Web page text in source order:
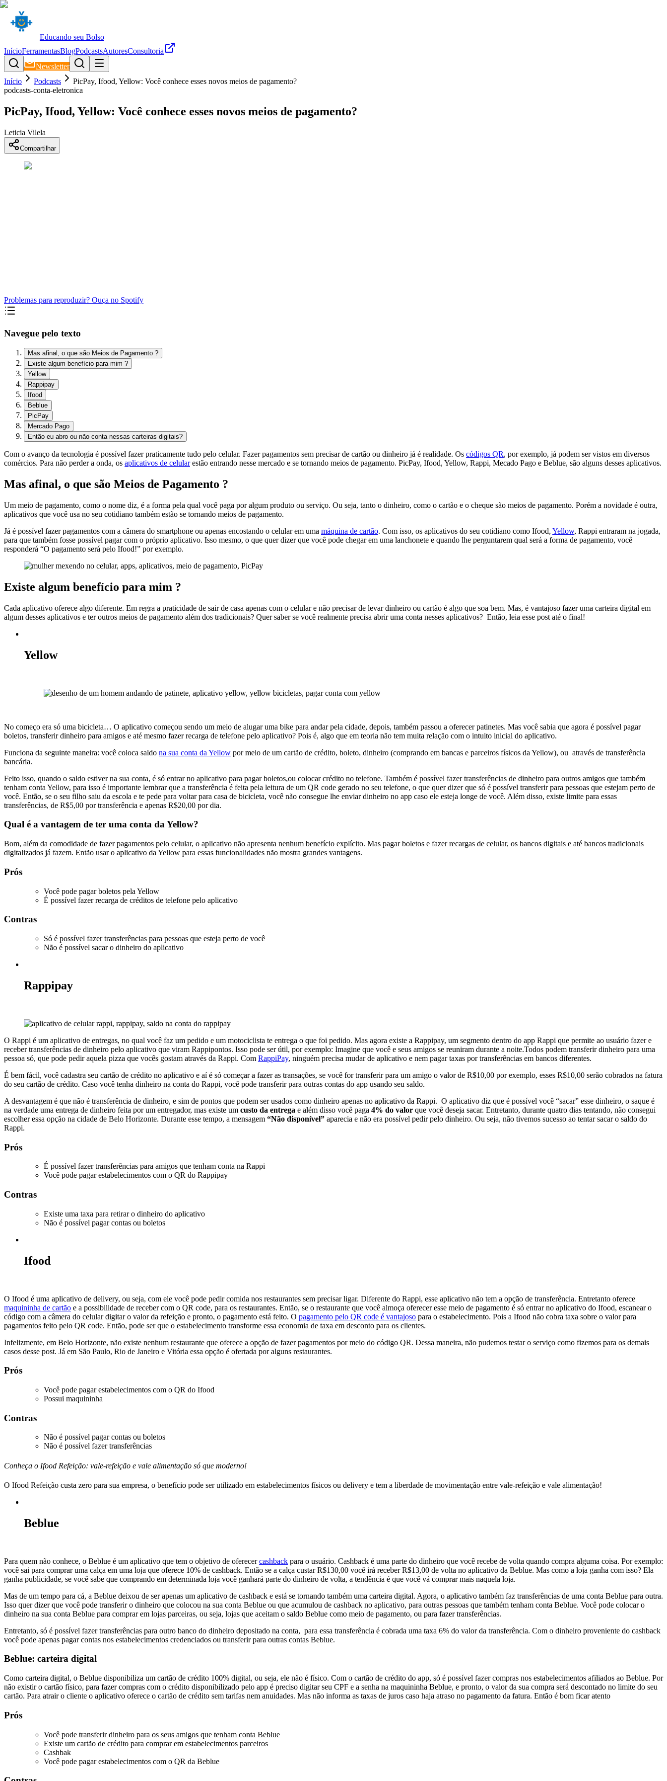
Educando seu Bolso
InícioFerramentasBlogPodcastsAutoresConsultoria
Newsletter
Início
Podcasts
PicPay, Ifood, Yellow: Você conhece esses novos meios de pagamento?
podcasts-conta-eletronica
PicPay, Ifood, Yellow: Você conhece esses novos meios de pagamento?
Leticia Vilela
Compartilhar
Problemas para reproduzir? Ouça no Spotify
Navegue pelo texto
Mas afinal, o que são Meios de Pagamento ?
Existe algum benefício para mim ?
Yellow
Rappipay
Ifood
Beblue
PicPay
Mercado Pago
Então eu abro ou não conta nessas carteiras digitais?
Com o avanço da tecnologia é possível fazer praticamente tudo pelo celular. Fazer pagamentos sem precisar de cartão ou dinheiro já é realidade. Os códigos QR, por exemplo, já podem ser vistos em diversos
comércios. Para não perder a onda, os aplicativos de celularestão entrando nesse mercado e se tornando meios de pagamento. PicPay, Ifood, Yellow, Rappi, Mecado Pago e Beblue, são alguns desses aplicativos.
Mas afinal, o que são Meios de Pagamento ?
Um meio de pagamento, como o nome diz, é a forma pela qual você paga por algum produto ou serviço. Ou seja, tanto o dinheiro, como o cartão e o cheque são meios de pagamento. Porém a novidade é outra,
aplicativos que você usa no seu cotidiano também estão se tornando meios de pagamento.
Já é possível fazer pagamentos com a câmera do smartphone ou apenas encostando o celular em uma máquina de cartão. Com isso, os aplicativos do seu cotidiano como Ifood, Yellow, Rappi entraram na jogada,
para que também fosse possível pagar com o próprio aplicativo. Isso mesmo, o que quer dizer que você pode chegar em uma lanchonete e quando lhe perguntarem qual será a forma de pagamento, você
responderá “O pagamento será pelo Ifood!” por exemplo.
Existe algum benefício para mim ?
Cada aplicativo oferece algo diferente. Em regra a praticidade de sair de casa apenas com o celular e não precisar de levar dinheiro ou cartão é algo que soa bem. Mas, é vantajoso fazer uma carteira digital em
algum desses aplicativos e ter outros meios de pagamento além dos tradicionais? Quer saber se você realmente precisa abrir uma conta nesses aplicativos? Então, leia esse post até o final!
Yellow
No começo era só uma bicicleta… O aplicativo começou sendo um meio de alugar uma bike para andar pela cidade, depois, também passou a oferecer patinetes. Mas você sabia que agora é possível pagar
boletos, transferir dinheiro para amigos e até mesmo fazer recarga de telefone pelo aplicativo? Pois é, algo que em teoria não tem muita relação com o intuito inicial do aplicativo.
Funciona da seguinte maneira: você coloca saldo na sua conta da Yellow por meio de um cartão de crédito, boleto, dinheiro (comprando em bancas e parceiros físicos da Yellow), ou através de transferência
bancária.
Feito isso, quando o saldo estiver na sua conta, é só entrar no aplicativo para pagar boletos,ou colocar crédito no telefone. Também é possível fazer transferências de dinheiro para outros amigos que também
tenham conta Yellow, para isso é importante lembrar que a transferência é feita pela leitura de um QR code gerado no seu telefone, o que quer dizer que só é possível transferir para pessoas que estejam perto de
você. Então, se o seu filho saiu da escola e te pede para voltar para casa de bicicleta, você não consegue lhe enviar dinheiro no app caso ele esteja longe de você. Além disso, existe limite para essas
transferências, de R$5,00 por transferência e apenas R$20,00 por dia.
Qual é a vantagem de ter uma conta da Yellow?
Bom, além da comodidade de fazer pagamentos pelo celular, o aplicativo não apresenta nenhum benefício explícito. Mas pagar boletos e fazer recargas de celular, os bancos digitais e até bancos tradicionais
digitalizados já fazem. Então usar o aplicativo da Yellow para essas funcionalidades não mostra grandes vantagens.
Prós
Você pode pagar boletos pela Yellow
É possível fazer recarga de créditos de telefone pelo aplicativo
Contras
Só é possível fazer transferências para pessoas que esteja perto de você
Não é possível sacar o dinheiro do aplicativo
Rappipay
O Rappi é um aplicativo de entregas, no qual você faz um pedido e um motociclista te entrega o que foi pedido. Mas agora existe a Rappipay, um segmento dentro do app Rappi que permite ao usuário fazer e
receber transferências de dinheiro pelo aplicativo que viram Rappipontos. Isso pode ser útil, por exemplo: Imagine que você e seus amigos se reuniram durante a noite.Todos podem transferir dinheiro para uma
pessoa só, que pode pedir aquela pizza que vocês gostam através da Rappi. Com RappiPay, ninguém precisa mudar de aplicativo e nem pagar taxas por transferências em bancos diferentes.
É bem fácil, você cadastra seu cartão de crédito no aplicativo e aí é só começar a fazer as transações, se você for transferir para um amigo o valor de R$10,00 por exemplo, esses R$10,00 serão cobrados na fatura
do seu cartão de crédito. Caso você tenha dinheiro na conta do Rappi, você pode transferir para outras contas do app usando seu saldo.
A desvantagem é que não é transferência de dinheiro, e sim de pontos que podem ser usados como dinheiro apenas no aplicativo da Rappi. O aplicativo diz que é possível você “sacar” esse dinheiro, o saque é
na verdade uma entrega de dinheiro feita por um entregador, mas existe um custo da entrega e além disso você paga 4% do valor que você deseja sacar. Entretanto, durante quatro dias tentando, não consegui
escolher essa opção na cidade de Belo Horizonte. Durante esse tempo, a mensagem “Não disponível” aparecia e não era possível pedir pelo dinheiro. Ou seja, não tivemos sucesso ao tentar sacar o saldo do
Rappi.
Prós
É possível fazer transferências para amigos que tenham conta na Rappi
Você pode pagar estabelecimentos com o QR do Rappipay
Contras
Existe uma taxa para retirar o dinheiro do aplicativo
Não é possível pagar contas ou boletos
Ifood
O Ifood é uma aplicativo de delivery, ou seja, com ele você pode pedir comida nos restaurantes sem precisar ligar. Diferente do Rappi, esse aplicativo não tem a opção de transferência. Entretanto oferece
maquininha de cartão e a possibilidade de receber com o QR code, para os restaurantes. Então, se o restaurante que você almoça oferecer esse meio de pagamento é só entrar no aplicativo do Ifood, escanear o
código com a câmera do celular digitar o valor da refeição e pronto, o pagamento está feito. O pagamento pelo QR code é vantajoso para o estabelecimento. Pois a Ifood não cobra taxa sobre o valor para
pagamentos feito pelo QR code. Então, pode ser que o estabelecimento transforme essa economia de taxa em desconto para os clientes.
Infelizmente, em Belo Horizonte, não existe nenhum restaurante que oferece a opção de fazer pagamentos por meio do código QR. Dessa maneira, não pudemos testar o serviço como fizemos para os demais
casos desse post. Já em São Paulo, Rio de Janeiro e Vitória essa opção é ofertada por alguns restaurantes.
Prós
Você pode pagar estabelecimentos com o QR do Ifood
Possui maquininha
Contras
Não é possível pagar contas ou boletos
Não é possível fazer transferências
Conheça o Ifood Refeição: vale-refeição e vale alimentação só que moderno!
O Ifood Refeição custa zero para sua empresa, o benefício pode ser utilizado em estabelecimentos físicos ou delivery e tem a liberdade de movimentação entre vale-refeição e vale alimentação!
Beblue
Para quem não conhece, o Beblue é um aplicativo que tem o objetivo de oferecercashback para o usuário. Cashback é uma parte do dinheiro que você recebe de volta quando compra alguma coisa. Por exemplo:
você sai para comprar uma calça em uma loja que oferece 10% de cashback. Então se a calça custar R$130,00 você irá receber R$13,00 de volta no aplicativo da Beblue. Mas como a loja ganha com isso? Ela
ganha publicidade, se você sabe que comprando em determinada loja você ganhará parte do dinheiro de volta, a tendência é que você vá comprar mais naquela loja.
Mas de um tempo para cá, a Beblue deixou de ser apenas um aplicativo de cashback e está se tornando também uma carteira digital. Agora, o aplicativo também faz transferências de uma conta Beblue para outra.
Isso quer dizer que você pode transferir o dinheiro que colocou na sua conta Beblue ou que acumulou de cashback no aplicativo, para outras pessoas que também tenham conta Beblue. Você pode colocar o
dinheiro na sua conta Beblue para comprar em lojas parceiras, ou seja, lojas que aceitam o saldo Beblue como meio de pagamento, ou para fazer transferências.
Entretanto, só é possível fazer transferências para outro banco do dinheiro depositado na conta, para essa transferência é cobrada uma taxa 6% do valor da transferência. Com o dinheiro proveniente do cashback
você pode apenas pagar contas nos estabelecimentos credenciados ou transferir para outras contas Beblue.
Beblue: carteira digital
Como carteira digital, o Beblue disponibiliza um cartão de crédito 100% digital, ou seja, ele não é físico. Com o cartão de crédito do app, só é possível fazer compras nos estabelecimentos afiliados ao Beblue. Por
não existir o cartão físico, para fazer compras com o crédito disponibilizado pelo app é preciso digitar seu CPF e a senha na maquininha Beblue, e pronto, o valor da sua compra será descontado no limite do seu
cartão. Para atrair o cliente o aplicativo oferece o cartão de crédito sem tarifas nem anuidades. Mas não informa as taxas de juros caso haja atraso no pagamento da fatura. Então é bom ficar atento
Prós
Você pode transferir dinheiro para os seus amigos que tenham conta Beblue
Existe um cartão de crédito para comprar em estabelecimentos parceiros
Cashbak
Você pode pagar estabelecimentos com o QR da Beblue